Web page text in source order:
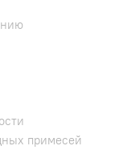
примесей